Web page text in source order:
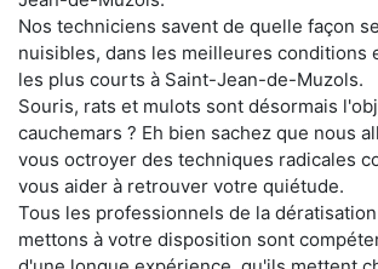
Nos techniciens savent de quelle façon
nuisibles, dans les meilleures conditions
les plus courts à Saint-Jean-de-Muzols.
Souris, rats et mulots sont désormais
cauchemars ? Eh bien sachez que nous
vous octroyer des techniques radicales
vous aider à retrouver votre quiétude.
Tous les professionnels de la
mettons à votre disposition sont